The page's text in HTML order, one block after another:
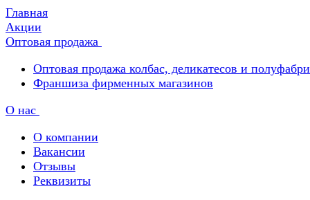
Главная
Акции
Оптовая продажа
Оптовая продажа колбас, деликатесов и
Франшиза фирменных магазинов
О нас
О компании
Вакансии
Отзывы
Реквизиты